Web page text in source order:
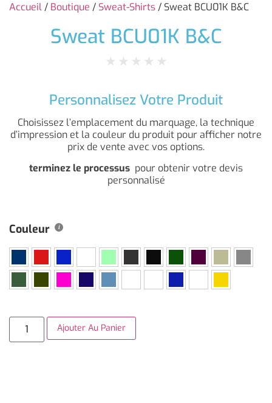
Accueil / Boutique / Sweat-Shirts / Sweat BCU01K B&C
Sweat BCU01K B&C
★ ★ ★ ★ ★
Personnalisez Votre Produit
Choisissez l’emplacement du marquage, la technique
d’impression et la couleur du produit pour afficher notre
prix de vente avec vos options.
terminez le processus pour obtenir votre devis
personnalisé
Couleur
Ajouter Au Panier